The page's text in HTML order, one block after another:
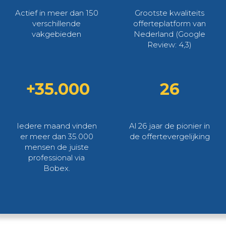
Actief in meer dan 150
verschillende
vakgebieden
Grootste kwaliteits
offerteplatform van
Nederland (Google
Review: 4,3)
+35.000
Iedere maand vinden
er meer dan 35.000
mensen de juiste
professional via
Bobex.
26
Al 26 jaar de pionier in
de offertevergelijking